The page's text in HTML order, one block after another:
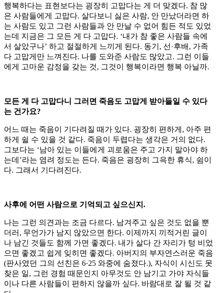
행복하다는 표현보다는 굉장히 고맙다는 게 더 맞겠다. 참 많
은 사람들에게 고맙다. 살다보니 싫은 사람, 안 만났더라면 하
는 사람도 있고 그런 사람들과 안 만날 수 없어 힘든 적도 있었
는데 지금은 그 모든 게 다 고맙다. ‘내가 참 좋은 사람들 속에
서 살았구나’ 하고 절절하게 느끼게 된다. 동기, 선·후배, 가족
다 고맙게만 느껴진다. 나를 도와준 사람도 많았고. 그런 이들
에게 고마운 감정을 갖는 것, 그것이 행복이라면 행복 아닐까.
모든 게 다 고맙다니 그러면 죽음도 고맙게 받아들일 수 있다
는 건가요?
어느 때는 죽음이 기다려질 때가 있다. 굉장히 편하게, 아주 편
하게 쉴 수 있을 것 같다. 죽음이 두렵다는 생각은 거의 없다.
그보다는 ‘남아 있는 이들에게 괴로움은 주고 가지 말아야 하
는데’라는 염려 정도는 든다. 죽음은 굉장히 그윽한 휴식, 쉼이
다. 그래서 기다려진다.
사후에 어떤 사람으로 기억되고 싶으신지.
나는 그런 의견과는 조금 다르다. 남겨주고 싶은 것도 없을 뿐
더러, 무언가가 남지 않았으면 한다. 이제까지 끼적거린 글이
나 남긴 것들도 함께 가면 좋겠다. 내가 살다 간 자리가 텅 비었
으면 좋겠고 쉽게 잊히면 좋겠다. 아버지의 부자연스러운 죽음
(판사였던 그의 선친은 6·25 와중에 숨졌다.), 자식이 시신도 못
찾은 일, 그런 경험 때문인지 아무것도 안 남기고 가야 자식들
이나 다른 사람들이 편하지 않을까 싶다. 바람대로 잘 될 것 같